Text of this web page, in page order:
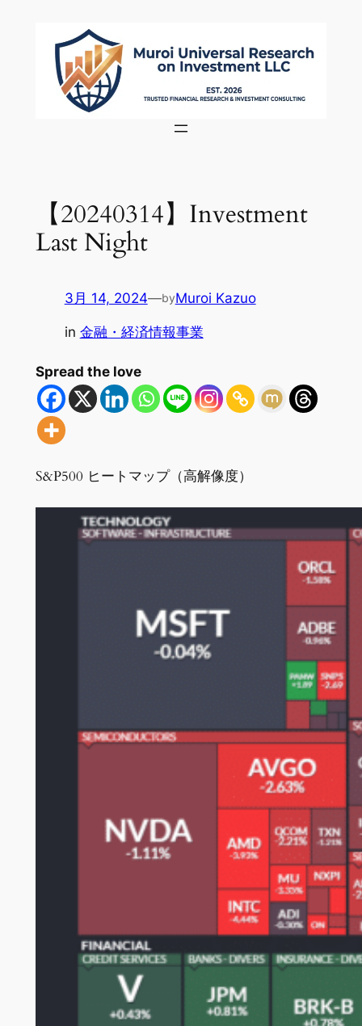
【20240314】Investment
Last Night
3月 14, 2024—byMuroi Kazuo
in 金融・経済情報事業
Spread the love
S&P500 ヒートマップ（高解像度）